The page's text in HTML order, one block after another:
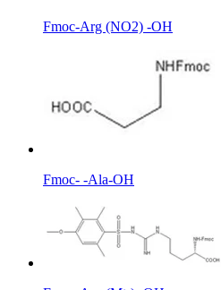
Fmoc-Arg (NO2) -OH
Fmoc- -Ala-OH